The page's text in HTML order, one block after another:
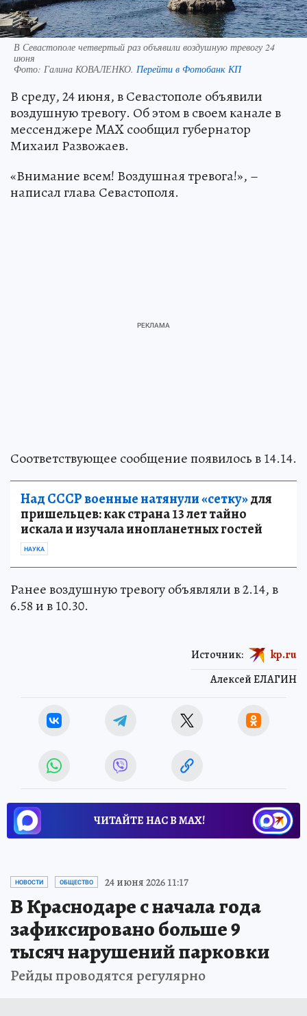
В Севастополе четвертый раз объявили воздушную тревогу 24
июня
Фото: Галина КОВАЛЕНКО. Перейти в Фотобанк КП
В среду, 24 июня, в Севастополе объявили
воздушную тревогу. Об этом в своем канале в
мессенджере MAX сообщил губернатор
Михаил Развожаев.
«Внимание всем! Воздушная тревога!», –
написал глава Севастополя.
Соответствующее сообщение появилось в 14.14.
Над СССР военные натянули «сетку»для
пришельцев: как страна 13 лет тайно
искала и изучала инопланетных гостей
НАУКА
Ранее воздушную тревогу объявляли в 2.14, в
6.58 и в 10.30.
Алексей ЕЛАГИН
Источник: kp.ru
ЧИТАЙТЕ НАС В МАХ!
НОВОСТИ ОБЩЕСТВО 24 июня 2026 11:17
В Краснодаре с начала года
зафиксировано больше 9
тысяч нарушений парковки
Рейды проводятся регулярно